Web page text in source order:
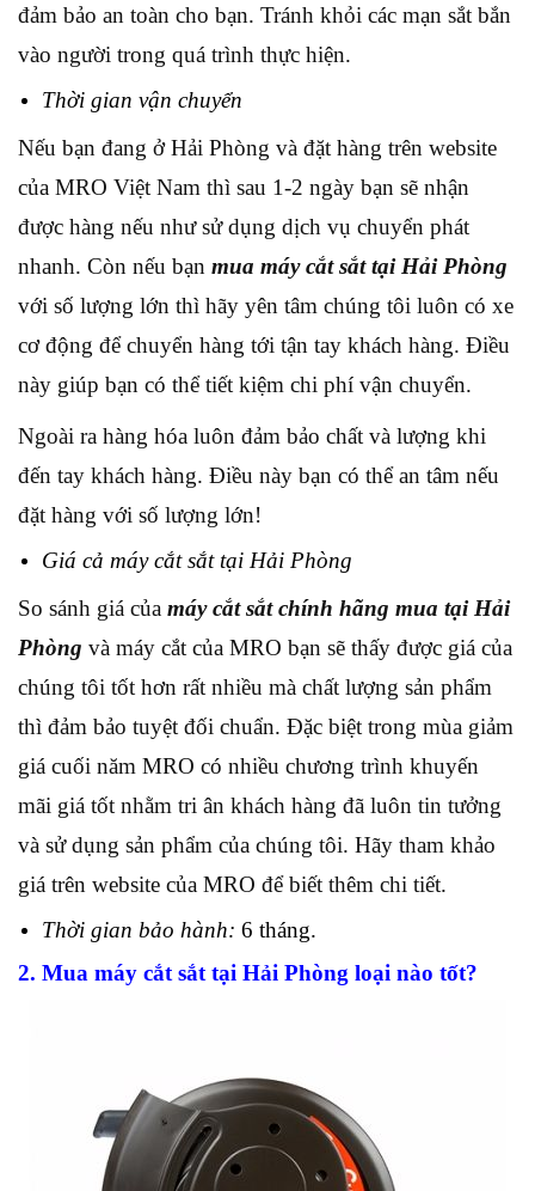
đảm bảo an toàn cho bạn. Tránh khỏi các mạn sắt bắn
vào người trong quá trình thực hiện.
Thời gian vận chuyển
Nếu bạn đang ở Hải Phòng và đặt hàng trên website
của MRO Việt Nam thì sau 1-2 ngày bạn sẽ nhận
được hàng nếu như sử dụng dịch vụ chuyển phát
nhanh. Còn nếu bạn mua máy cắt sắt tại Hải Phòng
với số lượng lớn thì hãy yên tâm chúng tôi luôn có xe
cơ động để chuyển hàng tới tận tay khách hàng. Điều
này giúp bạn có thể tiết kiệm chi phí vận chuyển.
Ngoài ra hàng hóa luôn đảm bảo chất và lượng khi
đến tay khách hàng. Điều này bạn có thể an tâm nếu
đặt hàng với số lượng lớn!
Giá cả máy cắt sắt tại Hải Phòng
So sánh giá của máy cắt sắt chính hãng mua tại Hải
Phòng và máy cắt của MRO bạn sẽ thấy được giá của
chúng tôi tốt hơn rất nhiều mà chất lượng sản phẩm
thì đảm bảo tuyệt đối chuẩn. Đặc biệt trong mùa giảm
giá cuối năm MRO có nhiều chương trình khuyến
mãi giá tốt nhằm tri ân khách hàng đã luôn tin tưởng
và sử dụng sản phẩm của chúng tôi. Hãy tham khảo
giá trên website của MRO để biết thêm chi tiết.
Thời gian bảo hành: 6 tháng.
2. Mua máy cắt sắt tại Hải Phòng loại nào tốt?